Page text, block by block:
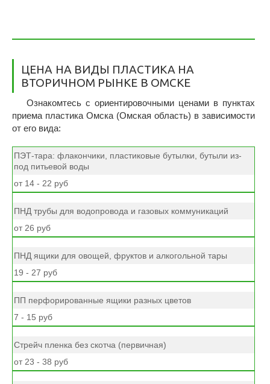
ЦЕНА НА ВИДЫ ПЛАСТИКА НА
ВТОРИЧНОМ РЫНКЕ В ОМСКЕ
Ознакомтесь с ориентировочными ценами в пунктах
приема пластика Омска (Омская область) в зависимости
от его вида:
ПЭТ-тара: флакончики, пластиковые бутылки, бутыли из-
под питьевой воды
от 14 - 22 руб
ПНД трубы для водопровода и газовых коммуникаций
от 26 руб
ПНД ящики для овощей, фруктов и алкогольной тары
19 - 27 руб
ПП перфорированные ящики разных цветов
7 - 15 руб
Стрейч пленка без скотча (первичная)
от 23 - 38 руб